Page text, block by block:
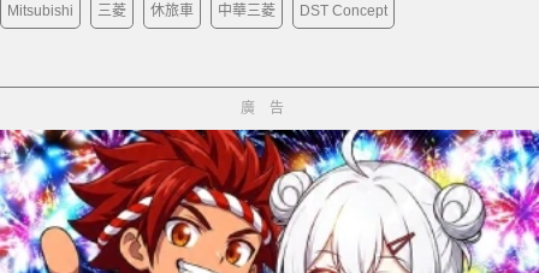
Mitsubishi 三菱 休旅車 中華三菱 DST Concept
廣告